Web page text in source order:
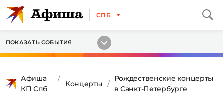
СПБ
ПОКАЗАТЬ СОБЫТИЯ
Афиша
КП Спб
Концерты
Рождественские концерты
в Санкт-Петербурге